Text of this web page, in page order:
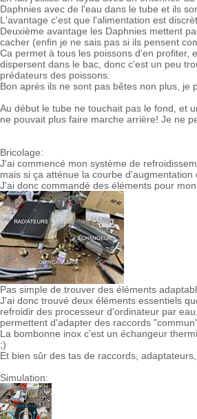
Daphnies avec de l'eau dans le tube et ils
L'avantage c'est que l'alimentation est
Deuxième avantage les Daphnies mettent
cacher (enfin je ne sais pas si ils pensent
Ca permet à tous les poissons d'en profiter,
dispersent dans le bac, donc c'est un peu
prédateurs des poissons.
Bon après ils ne sont pas bêtes non plus,
Au début le tube ne touchait pas le fond, et
ne pouvait plus faire marche arrière! Je ne
Bricolage:
J'ai commencé mon système de
mais si ça atténue la courbe
J'ai donc commandé des éléments pour
Pas simple de trouver des éléments
J'ai donc trouvé deux éléments essentiels
refroidir des processeur d'ordinateur par
permettent d'adapter des raccords
La bombonne inox c'est un échangeur
;)
Et bien sûr des tas de raccords,
Simulation: